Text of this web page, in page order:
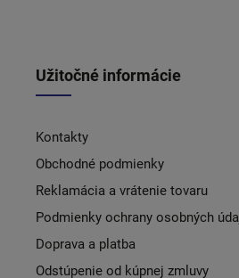
Užitočné informácie
Kontakty
Obchodné podmienky
Reklamácia a vrátenie tovaru
Podmienky ochrany osobných
Doprava a platba
Odstúpenie od kúpnej zmluvy